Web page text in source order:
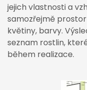
jejich vlastnosti a
samozřejmě
květiny, barvy.
seznam rostlin,
během realizace.